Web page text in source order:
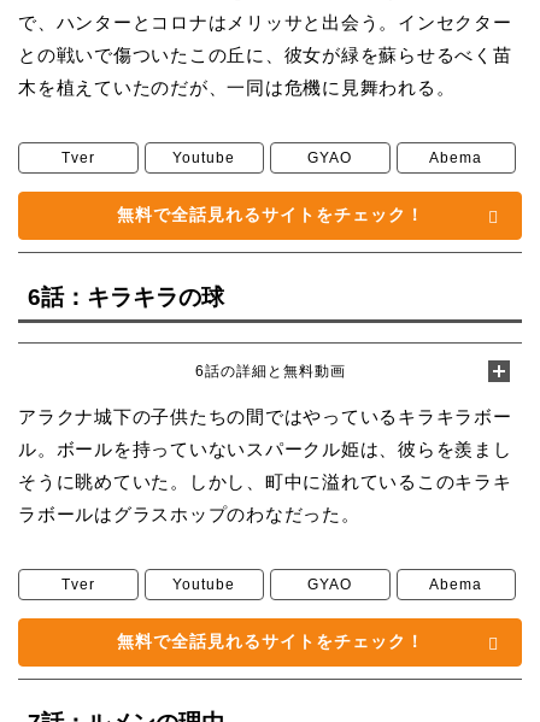
で、ハンターとコロナはメリッサと出会う。インセクター
との戦いで傷ついたこの丘に、彼女が緑を蘇らせるべく苗
木を植えていたのだが、一同は危機に見舞われる。
Tver Youtube GYAO Abema
無料で全話見れるサイトをチェック！
6話：キラキラの球
6話の詳細と無料動画
アラクナ城下の子供たちの間ではやっているキラキラボー
ル。ボールを持っていないスパークル姫は、彼らを羨まし
そうに眺めていた。しかし、町中に溢れているこのキラキ
ラボールはグラスホップのわなだった。
Tver Youtube GYAO Abema
無料で全話見れるサイトをチェック！